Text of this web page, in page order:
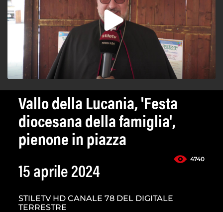
Vallo della Lucania, 'Festa
diocesana della famiglia',
pienone in piazza
4740
15 aprile 2024
STILETV HD CANALE 78 DEL DIGITALE
TERRESTRE